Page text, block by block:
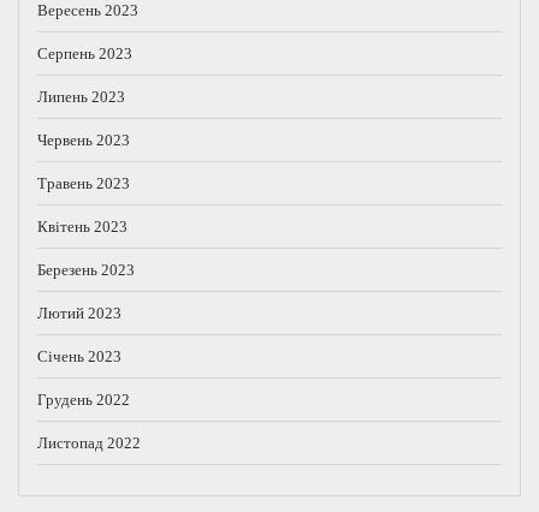
Вересень 2023
Серпень 2023
Липень 2023
Червень 2023
Травень 2023
Квітень 2023
Березень 2023
Лютий 2023
Січень 2023
Грудень 2022
Листопад 2022